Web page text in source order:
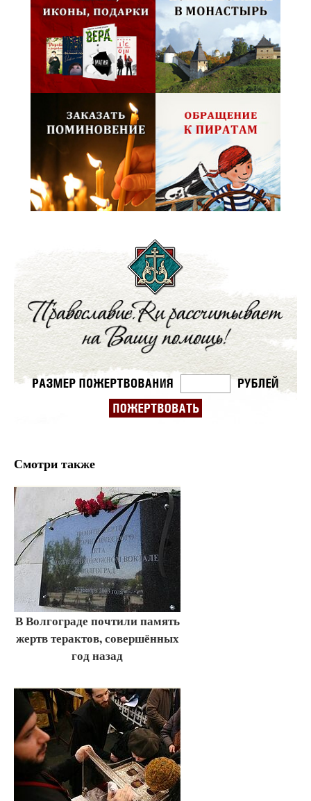
Смотри также
В Волгограде почтили память
жертв терактов, совершённых
год назад